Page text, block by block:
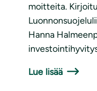
moitteita.
Hanna
Lue lisää